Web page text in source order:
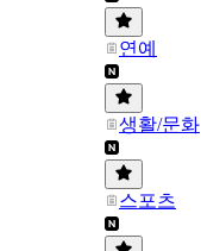
연예
생활/문화
스포츠